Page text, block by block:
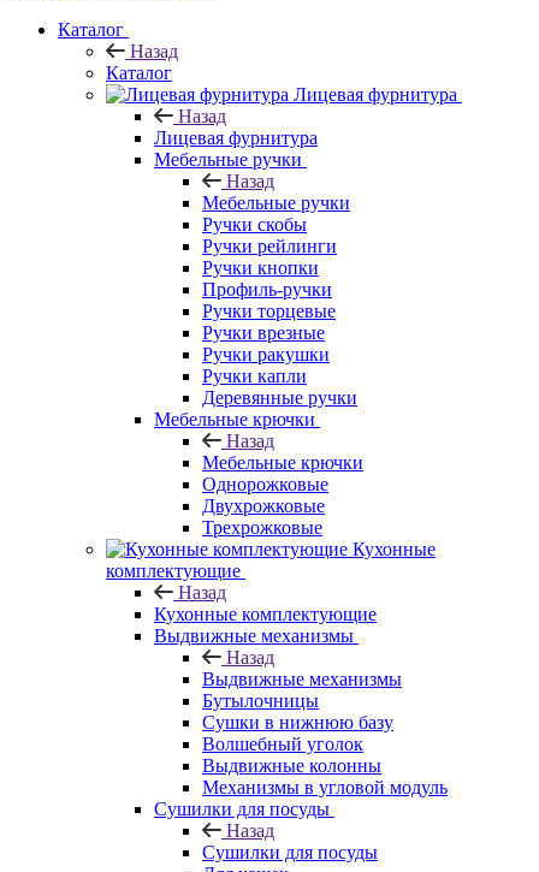
Каталог
Назад
Каталог
Лицевая фурнитура
Назад
Лицевая фурнитура
Мебельные ручки
Назад
Мебельные ручки
Ручки скобы
Ручки рейлинги
Ручки кнопки
Профиль-ручки
Ручки торцевые
Ручки врезные
Ручки ракушки
Ручки капли
Деревянные ручки
Мебельные крючки
Назад
Мебельные крючки
Однорожковые
Двухрожковые
Трехрожковые
Кухонные
комплектующие
Назад
Кухонные комплектующие
Выдвижные механизмы
Назад
Выдвижные механизмы
Бутылочницы
Сушки в нижнюю базу
Волшебный уголок
Выдвижные колонны
Механизмы в угловой модуль
Сушилки для посуды
Назад
Сушилки для посуды